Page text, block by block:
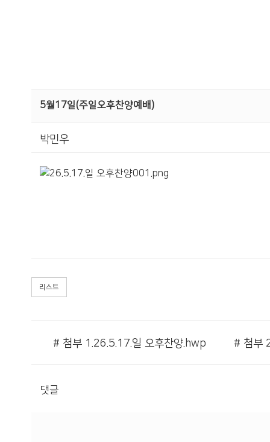
5월17일(주일오후찬양예배)
박민우
리스트
# 첨부 1.26.5.17.일 오후찬양.hwp
댓글